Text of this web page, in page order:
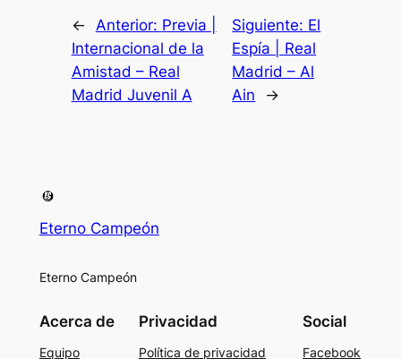
← Anterior: Previa |
Internacional de la
Amistad – Real
Madrid Juvenil A
Siguiente: El
Espía | Real
Madrid – Al
Ain
→
Eterno Campeón
Eterno Campeón
Acerca de
Equipo
Privacidad
Política de privacidad
Social
Facebook